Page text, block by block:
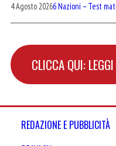
4 Agosto 20266 Nazioni – Test
CLICCA QUI:
REDAZIONE E PUBBLICITÀ